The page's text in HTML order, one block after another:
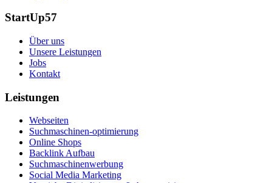
StartUp57
Über uns
Unsere Leistungen
Jobs
Kontakt
Leistungen
Webseiten
Suchmaschinen-optimierung
Online Shops
Backlink Aufbau
Suchmaschinenwerbung
Social Media Marketing